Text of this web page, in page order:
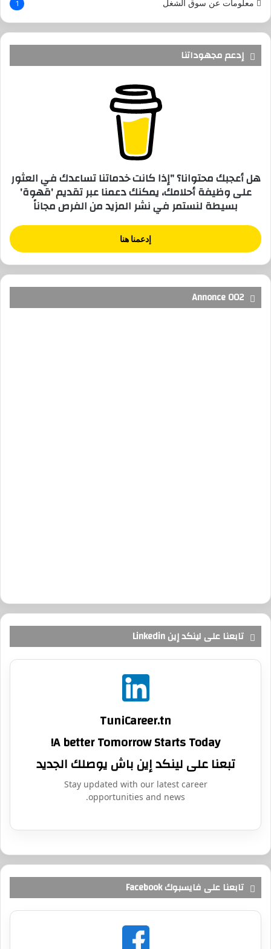
معلومات عن سوق الشغل 1
إدعم مجهوداتنا
هل أعجبك محتوانا؟ "إذا كانت خدماتنا تساعدك في العثور
على وظيفة أحلامك، يمكنك دعمنا عبر تقديم 'قهوة'
بسيطة لنستمر في نشر المزيد من الفرص مجاناً
إدعمنا هنا
Annonce 002
تابعنا على لينكد إين Linkedin
TuniCareer.tn
A better Tomorrow Starts Today!
تبعنا على لينكد إين باش يوصلك الجديد
Stay updated with our latest career
opportunities and news.
تابعنا على فايسبوك Facebook